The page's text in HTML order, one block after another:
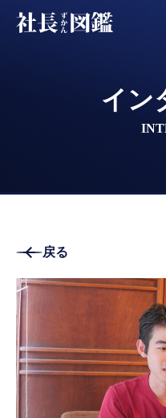
イン
戻る